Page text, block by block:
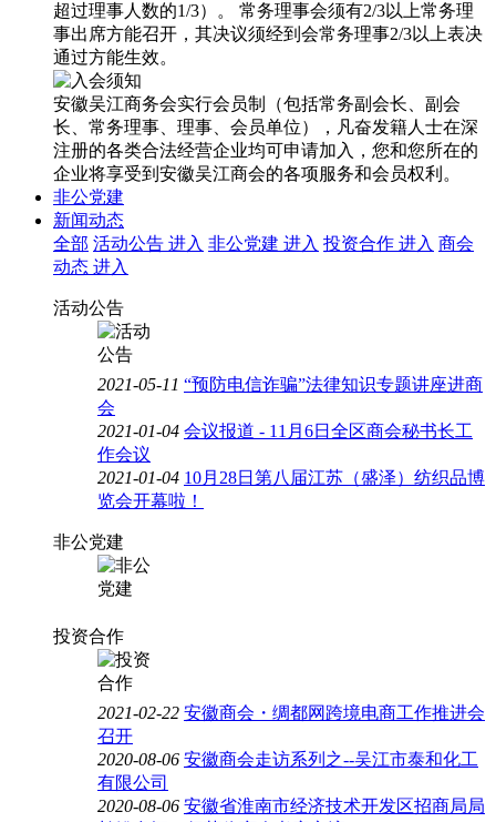
超过理事人数的1/3）。 常务理事会须有2/3以上常务理
事出席方能召开，其决议须经到会常务理事2/3以上表决
通过方能生效。
安徽吴江商务会实行会员制（包括常务副会长、副会
长、常务理事、理事、会员单位），凡奋发籍人士在深
注册的各类合法经营企业均可申请加入，您和您所在的
企业将享受到安徽吴江商会的各项服务和会员权利。
非公党建
新闻动态
全部 活动公告 进入 非公党建 进入 投资合作 进入 商会
动态 进入
活动公告
2021-05-11 “预防电信诈骗”法律知识专题讲座进商
会
2021-01-04 会议报道 - 11月6日全区商会秘书长工
作会议
2021-01-04 10月28日第八届江苏（盛泽）纺织品博
览会开幕啦！
非公党建
投资合作
2021-02-22 安徽商会・绸都网跨境电商工作推进会
召开
2020-08-06 安徽商会走访系列之--吴江市泰和化工
有限公司
2020-08-06 安徽省淮南市经济技术开发区招商局局